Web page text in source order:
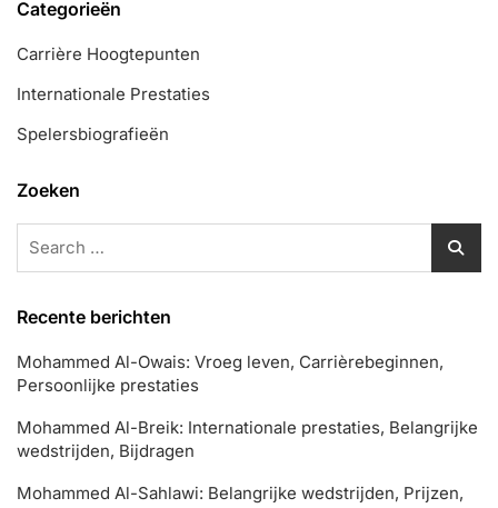
Categorieën
Carrière Hoogtepunten
Internationale Prestaties
Spelersbiografieën
Zoeken
Recente berichten
Mohammed Al-Owais: Vroeg leven, Carrièrebeginnen,
Persoonlijke prestaties
Mohammed Al-Breik: Internationale prestaties, Belangrijke
wedstrijden, Bijdragen
Mohammed Al-Sahlawi: Belangrijke wedstrijden, Prijzen,